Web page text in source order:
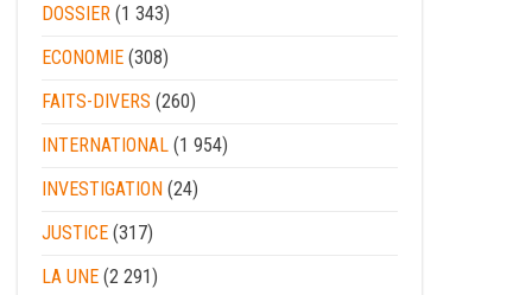
DOSSIER (1 343)
ECONOMIE (308)
FAITS-DIVERS (260)
INTERNATIONAL (1 954)
INVESTIGATION (24)
JUSTICE (317)
LA UNE (2 291)